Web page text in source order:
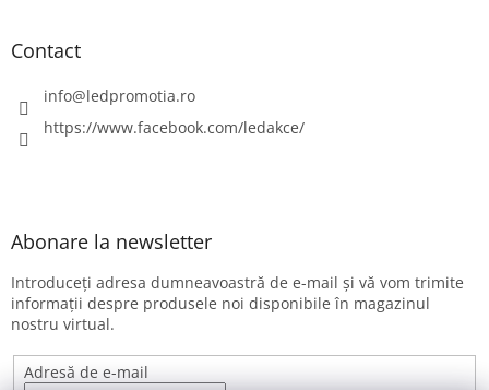
Contact
info@ledpromotia.ro
https://www.facebook.com/ledakce/
Abonare la newsletter
Introduceţi adresa dumneavoastră de e-mail şi vă vom trimite
informaţii despre produsele noi disponibile în magazinul
nostru virtual.
Adresă de e-mail